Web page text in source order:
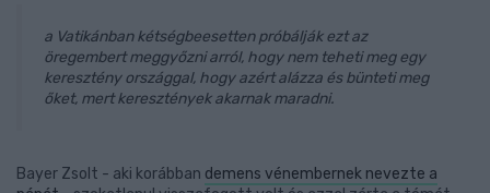
a Vatikánban kétségbeesetten próbálják ezt az
öregembert meggyőzni arról, hogy nem teheti meg egy
keresztény országgal, hogy azért alázza és bünteti meg
őket, mert keresztények akarnak maradni.
Bayer Zsolt - aki korábban demens vénembernek nevezte a